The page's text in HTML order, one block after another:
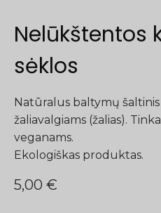
Nelūkštentos
sėklos
Natūralus baltymų šaltinis
žaliavalgiams (žalias).
veganams.
Ekologiškas produktas.
5,00 €